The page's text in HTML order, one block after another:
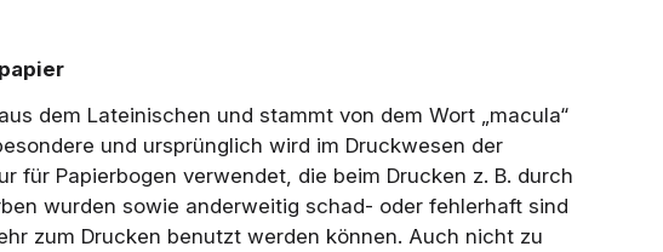
dem Lateinischen und stammt von dem Wort „macula“
und ursprünglich wird im Druckwesen der
für Papierbogen verwendet, die beim Drucken z. B. durch
wurden sowie anderweitig schad- oder fehlerhaft sind
zum Drucken benutzt werden können. Auch nicht zu